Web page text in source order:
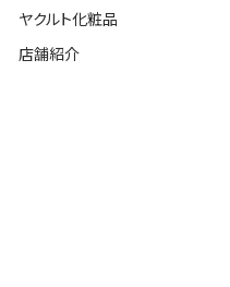
ヤクルト化粧品
店舗紹介